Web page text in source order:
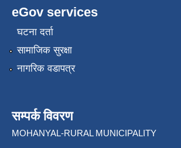
eGov services
घटना दर्ता
सामाजिक सुरक्षा
नागरिक वडापत्र
सम्पर्क विवरण
MOHANYAL-RURAL MUNICIPALITY